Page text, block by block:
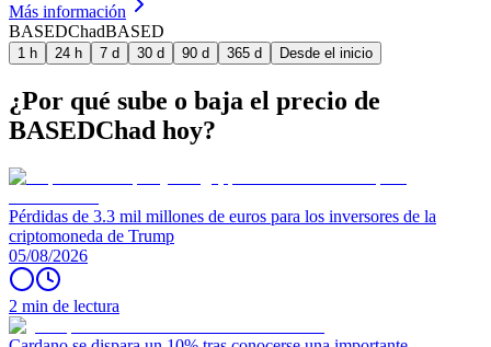
Más información
BASEDChadBASED
1 h 24 h 7 d 30 d 90 d 365 d Desde el inicio
¿Por qué sube o baja el precio de
BASEDChad hoy?
Pérdidas de 3.3 mil millones de euros para los inversores de la
criptomoneda de Trump
05/08/2026
2 min de lectura